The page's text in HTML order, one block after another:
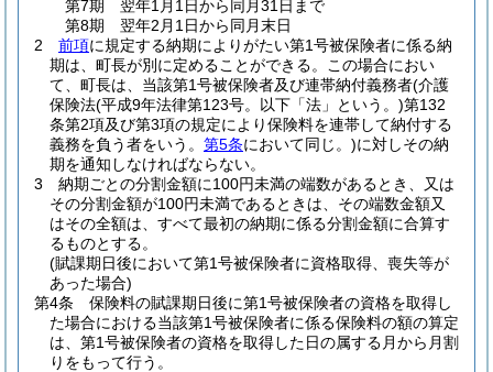
第7期 翌年1月1日から同月31日まで
第8期 翌年2月1日から同月末日
2
前項に規定する納期によりがたい第1号被保険者に係る納
期は、町長が別に定めることができる。
この場合におい
て、町長は、当該第1号被保険者及び連帯納付義務者(介護
保険法(平成9年法律第123号。以下「法」という。)第132
条第2項及び第3項の規定により保険料を連帯して納付する
義務を負う者をいう。 第5条において同じ。)に対しその納
期を通知しなければならない。
3
納期ごとの分割金額に100円未満の端数があるとき、又は
その分割金額が100円未満であるときは、その端数金額又
はその全額は、すべて最初の納期に係る分割金額に合算す
るものとする。
(賦課期日後において第1号被保険者に資格取得、喪失等が
あった場合)
第4条
保険料の賦課期日後に第1号被保険者の資格を取得し
た場合における当該第1号被保険者に係る保険料の額の算定
は、第1号被保険者の資格を取得した日の属する月から月割
りをもって行う。